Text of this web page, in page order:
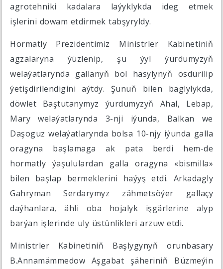
agrotehniki kadalara laýyklykda ideg etmek
işlerini dowam etdirmek tabşyryldy.
Hormatly Prezidentimiz Ministrler Kabinetiniň
agzalaryna ýüzlenip, şu ýyl ýurdumyzyň
welaýatlarynda gallanyň bol hasylynyň ösdürilip
ýetişdirilendigini aýtdy. Şunuň bilen baglylykda,
döwlet Baştutanymyz ýurdumyzyň Ahal, Lebap,
Mary welaýatlarynda 3-nji iýunda, Balkan we
Daşoguz welaýatlarynda bolsa 10-njy iýunda galla
oragyna başlamaga ak pata berdi hem-de
hormatly ýaşululardan galla oragyna «bismilla»
bilen başlap bermeklerini haýyş etdi. Arkadagly
Gahryman Serdarymyz zähmetsöýer gallaçy
daýhanlara, ähli oba hojalyk işgärlerine alyp
barýan işlerinde uly üstünlikleri arzuw etdi.
Ministrler Kabinetiniň Başlygynyň orunbasary
B.Annamämmedow Aşgabat şäheriniň Büzmeýin